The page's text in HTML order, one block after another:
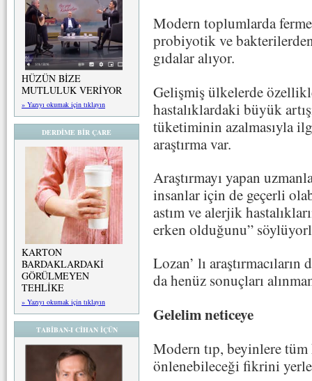
HÜZÜN BİZE
MUTLULUK VERİYOR
» Yazıyı okumak için tıklayın
DERDİME BİR ÇARE
KARTON
BARDAKLARDAKİ
GÖRÜLMEYEN
TEHLİKE
» Yazıyı okumak için tıklayın
TABİBAN-I CİHAN İÇÜN
Modern toplumlarda
probiyotik ve
gıdalar alıyor.
Gelişmiş ülkelerde
hastalıklardaki büyük
tüketiminin azalmasıyla
araştırma var.
Araştırmayı yapan
insanlar için de geçerli
astım ve alerjik
erken olduğunu”
Lozan’ lı
da henüz sonuçları
Gelelim neticeye
Modern tıp, beyinlere tüm
önlenebileceği fikrini